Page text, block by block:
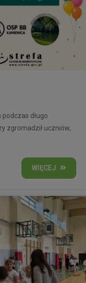
długo
zgromadził uczniów,
WIĘCEJ